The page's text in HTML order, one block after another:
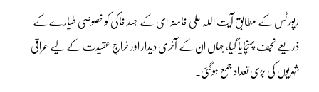
رپورٹس کے مطابق آیت اللہ علی خامنہ ای کے جسد خاکی کو خصوصی طیارے کے
ذریعے نجف پہنچایا گیا، جہاں ان کے آخری دیدار اور خراجِ عقیدت کے لیے عراقی
شہریوں کی بڑی تعداد جمع ہوگئی۔